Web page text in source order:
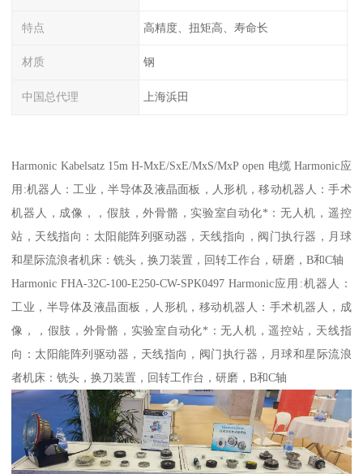
特点 高精度、扭矩高、寿命长
材质 钢
中国总代理 上海浜田
Harmonic Kabelsatz 15m H-MxE/SxE/MxS/MxP open 电缆 Harmonic应
用:机器人：工业，半导体及液晶面板，人形机，移动机器人：手术
机器人，成像，，假肢，外骨骼，实验室自动化*：无人机，遥控
站，天线指向：太阳能阵列驱动器，天线指向，阀门执行器，月球
和星际流浪者机床：铣头，换刀装置，回转工作台，研磨，B和C轴
Harmonic FHA-32C-100-E250-CW-SPK0497 Harmonic应用:机器人：
工业，半导体及液晶面板，人形机，移动机器人：手术机器人，成
像，，假肢，外骨骼，实验室自动化*：无人机，遥控站，天线指
向：太阳能阵列驱动器，天线指向，阀门执行器，月球和星际流浪
者机床：铣头，换刀装置，回转工作台，研磨，B和C轴